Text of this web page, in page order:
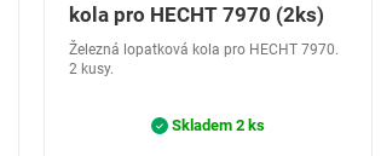
kola pro HECHT 7970 (2ks)
Železná lopatková kola pro HECHT 7970.
2 kusy.
Skladem 2 ks